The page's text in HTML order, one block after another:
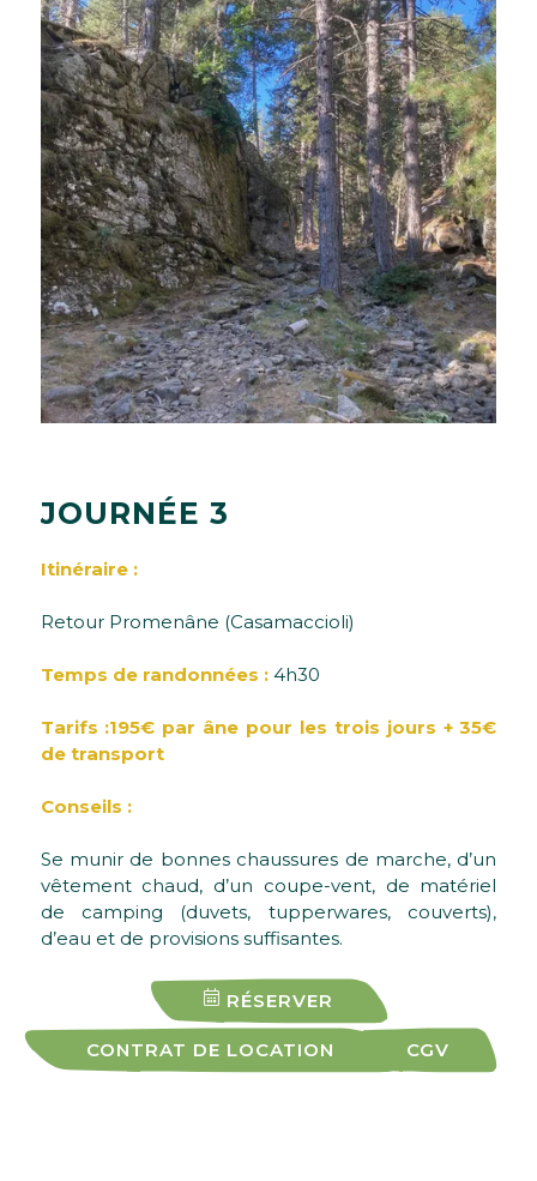
JOURNÉE 3
Itinéraire :
Retour Promenâne (Casamaccioli)
Temps de randonnées : 4h30
Tarifs :195€ par âne pour les trois jours + 35€
de transport
Conseils :
Se munir de bonnes chaussures de marche, d’un
vêtement chaud, d’un coupe-vent, de matériel
de camping (duvets, tupperwares, couverts),
d’eau et de provisions suffisantes.
RÉSERVER
CONTRAT DE LOCATION CGV